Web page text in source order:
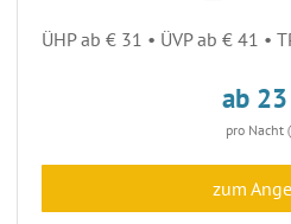
ÜHP ab € 31 • ÜVP ab € 41 •
ab
pro Nacht
zum